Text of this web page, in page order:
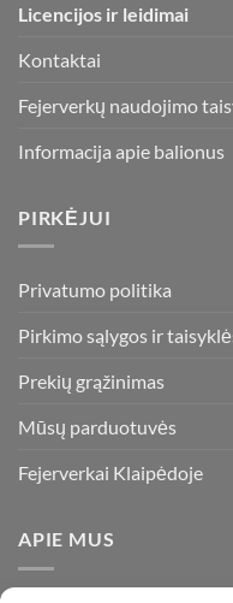
Licencijos ir leidimai
Kontaktai
Fejerverkų naudojimo
Informacija apie balionus
PIRKĖJUI
Privatumo politika
Pirkimo sąlygos ir
Prekių grąžinimas
Mūsų parduotuvės
Fejerverkai Klaipėdoje
APIE MUS